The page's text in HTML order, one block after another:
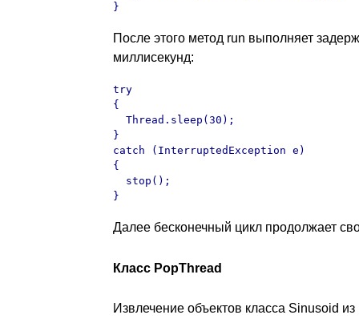
}
После этого метод run выполняет
миллисекунд:
try
{
  Thread.sleep(30);
}
catch (InterruptedException e)
{
  stop();
}
Далее бесконечный цикл продолжает
Класс PopThread
Извлечение объектов класса Sinusoid